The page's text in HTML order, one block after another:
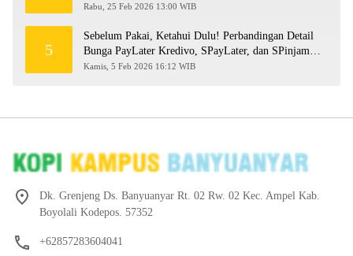
Rabu, 25 Feb 2026 13:00 WIB
5
Sebelum Pakai, Ketahui Dulu! Perbandingan Detail
Bunga PayLater Kredivo, SPayLater, dan SPinjam
2026
Kamis, 5 Feb 2026 16:12 WIB
Dk. Grenjeng Ds. Banyuanyar Rt. 02 Rw. 02 Kec. Ampel Kab.
Boyolali Kodepos. 57352
+62857283604041